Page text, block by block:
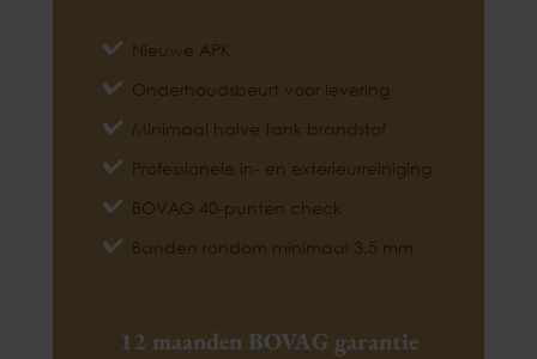
Nieuwe APK
Onderhoudsbeurt voor levering
Minimaal halve tank brandstof
Professionele in- en exterieurreiniging
BOVAG 40-punten check
Banden rondom minimaal 3,5 mm
12 maanden BOVAG garantie